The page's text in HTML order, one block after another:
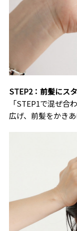
STEP2：前髪にス
「STEP1で混ぜ合
広げ、前髪をかき